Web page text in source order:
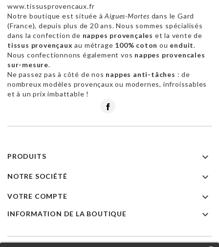
www.tissusprovencaux.fr
Notre boutique est située àAigues-Mortes dans le Gard
(France), depuis plus de 20 ans. Nous sommes spécialisés
dans la confection de nappes provençales et la vente de
tissus provençaux au métrage 100% coton ou enduit.
Nous confectionnons également vos nappes provencales
sur-mesure.
Ne passez pas à côté de nos nappes anti-tâches : de
nombreux modèles provençaux ou modernes, infroissables
et à un prix imbattable !
PRODUITS 
NOTRE SOCIÉTÉ 
VOTRE COMPTE 
INFORMATION DE LA BOUTIQUE 